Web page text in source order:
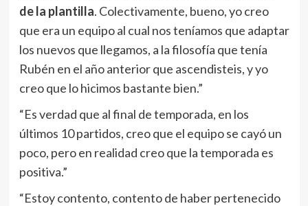
de la plantilla. Colectivamente, bueno, yo creo
que era un equipo al cual nos teníamos que adaptar
los nuevos que llegamos, a la filosofía que tenía
Rubén en el año anterior que ascendisteis, y yo
creo que lo hicimos bastante bien.”
“Es verdad que al final de temporada, en los
últimos 10 partidos, creo que el equipo se cayó un
poco, pero en realidad creo que la temporada es
positiva.”
“Estoy contento, contento de haber pertenecido